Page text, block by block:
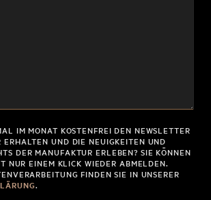
IM MONAT KOSTENFREI DEN NEWSLETTER
ERHALTEN UND DIE NEUIGKEITEN UND
DER MANUFAKTUR ERLEBEN? SIE KÖNNEN
NUR EINEM KLICK WIEDER ABMELDEN.
FINDEN SIE IN UNSERER
.